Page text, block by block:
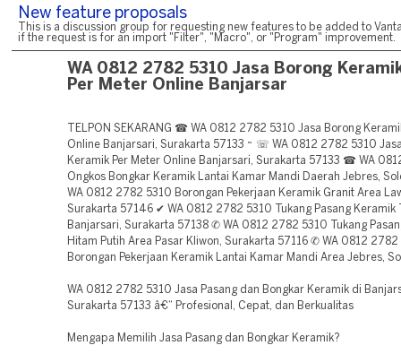
New feature proposals
This is a discussion group for requesting new features to be added to
if the request is for an import "Filter", "Macro", or "Program" improvement.
WA 0812 2782 5310 Jasa Borong
Per Meter Online Banjarsar
TELPON SEKARANG ☎ WA 0812 2782 5310 Jasa Borong
Online Banjarsari, Surakarta 57133 ~ ☏ WA 0812 2782 5310
Keramik Per Meter Online Banjarsari, Surakarta 57133 ☎ WA
Ongkos Bongkar Keramik Lantai Kamar Mandi Daerah Jebres,
WA 0812 2782 5310 Borongan Pekerjaan Keramik Granit Area
Surakarta 57146 ✔ WA 0812 2782 5310 Tukang Pasang Keramik
Banjarsari, Surakarta 57138 ✆ WA 0812 2782 5310 Tukang
Hitam Putih Area Pasar Kliwon, Surakarta 57116 ✆ WA 0812 2782
Borongan Pekerjaan Keramik Lantai Kamar Mandi Area Jebres,
WA 0812 2782 5310 Jasa Pasang dan Bongkar Keramik di
Surakarta 57133 â€“ Profesional, Cepat, dan Berkualitas
Mengapa Memilih Jasa Pasang dan Bongkar Keramik?